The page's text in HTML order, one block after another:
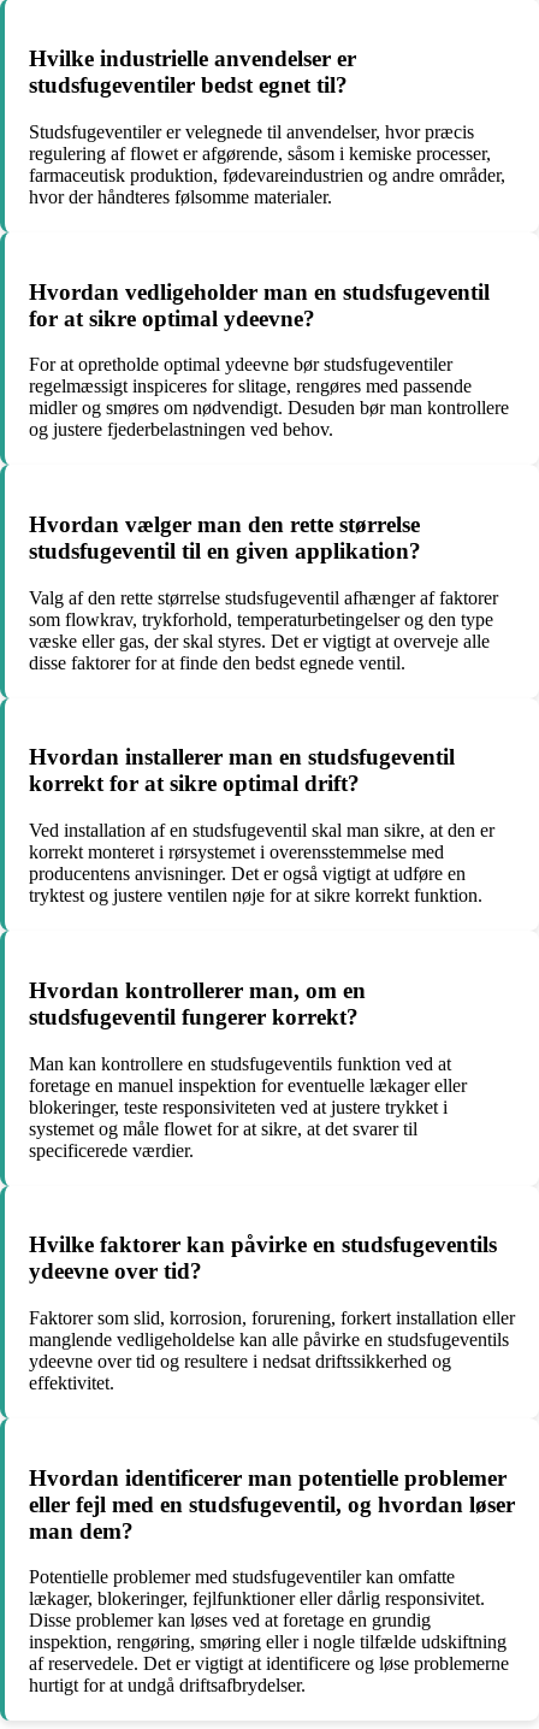
Hvilke industrielle anvendelser er
studsfugeventiler bedst egnet til?
Studsfugeventiler er velegnede til anvendelser, hvor præcis
regulering af flowet er afgørende, såsom i kemiske processer,
farmaceutisk produktion, fødevareindustrien og andre områder,
hvor der håndteres følsomme materialer.
Hvordan vedligeholder man en studsfugeventil
for at sikre optimal ydeevne?
For at opretholde optimal ydeevne bør studsfugeventiler
regelmæssigt inspiceres for slitage, rengøres med passende
midler og smøres om nødvendigt. Desuden bør man kontrollere
og justere fjederbelastningen ved behov.
Hvordan vælger man den rette størrelse
studsfugeventil til en given applikation?
Valg af den rette størrelse studsfugeventil afhænger af faktorer
som flowkrav, trykforhold, temperaturbetingelser og den type
væske eller gas, der skal styres. Det er vigtigt at overveje alle
disse faktorer for at finde den bedst egnede ventil.
Hvordan installerer man en studsfugeventil
korrekt for at sikre optimal drift?
Ved installation af en studsfugeventil skal man sikre, at den er
korrekt monteret i rørsystemet i overensstemmelse med
producentens anvisninger. Det er også vigtigt at udføre en
tryktest og justere ventilen nøje for at sikre korrekt funktion.
Hvordan kontrollerer man, om en
studsfugeventil fungerer korrekt?
Man kan kontrollere en studsfugeventils funktion ved at
foretage en manuel inspektion for eventuelle lækager eller
blokeringer, teste responsiviteten ved at justere trykket i
systemet og måle flowet for at sikre, at det svarer til
specificerede værdier.
Hvilke faktorer kan påvirke en studsfugeventils
ydeevne over tid?
Faktorer som slid, korrosion, forurening, forkert installation eller
manglende vedligeholdelse kan alle påvirke en studsfugeventils
ydeevne over tid og resultere i nedsat driftssikkerhed og
effektivitet.
Hvordan identificerer man potentielle problemer
eller fejl med en studsfugeventil, og hvordan løser
man dem?
Potentielle problemer med studsfugeventiler kan omfatte
lækager, blokeringer, fejlfunktioner eller dårlig responsivitet.
Disse problemer kan løses ved at foretage en grundig
inspektion, rengøring, smøring eller i nogle tilfælde udskiftning
af reservedele. Det er vigtigt at identificere og løse problemerne
hurtigt for at undgå driftsafbrydelser.